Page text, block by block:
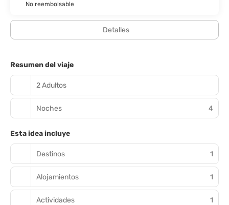
No reembolsable
Detalles
Resumen del viaje
2 Adultos
Noches 4
Esta idea incluye
Destinos 1
Alojamientos 1
Actividades 1